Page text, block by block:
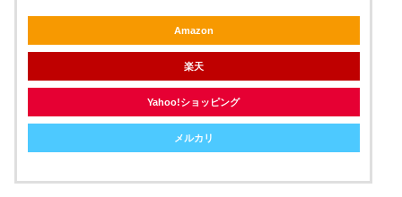
Amazon
楽天
Yahoo!ショッピング
メルカリ